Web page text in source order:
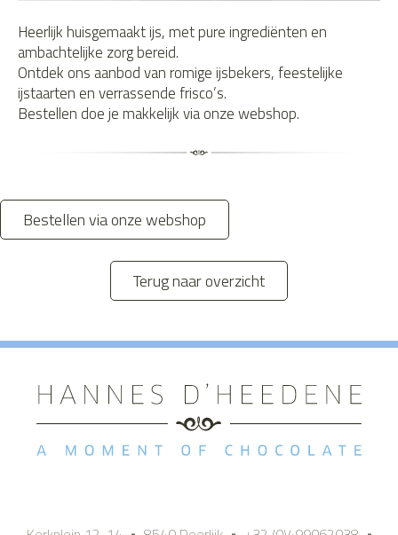
Heerlijk huisgemaakt ijs, met pure ingrediënten en
ambachtelijke zorg bereid.
Ontdek ons aanbod van romige ijsbekers, feestelijke
ijstaarten en verrassende frisco’s.
Bestellen doe je makkelijk via onze webshop.
Bestellen via onze webshop
Terug naar overzicht